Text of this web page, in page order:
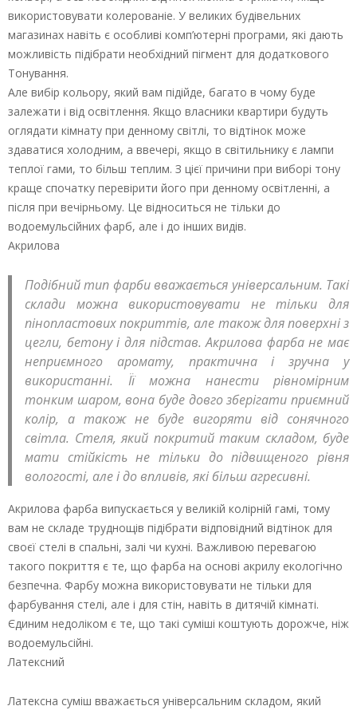
використовувати колерованіе. У великих будівельних
магазинах навіть є особливі комп’ютерні програми, які дають
можливість підібрати необхідний пігмент для додаткового
Тонування.
Але вибір кольору, який вам підійде, багато в чому буде
залежати і від освітлення. Якщо власники квартири будуть
оглядати кімнату при денному світлі, то відтінок може
здаватися холодним, а ввечері, якщо в світильнику є лампи
теплої гами, то більш теплим. З цієї причини при виборі тону
краще спочатку перевірити його при денному освітленні, а
після при вечірньому. Це відноситься не тільки до
водоемульсійних фарб, але і до інших видів.
Акрилова
Подібний тип фарби вважається універсальним. Такі
склади можна використовувати не тільки для
пінопластових покриттів, але також для поверхні з
цегли, бетону і для підстав. Акрилова фарба не має
неприємного аромату, практична і зручна у
використанні. Її можна нанести рівномірним
тонким шаром, вона буде довго зберігати приємний
колір, а також не буде вигоряти від сонячного
світла. Стеля, який покритий таким складом, буде
мати стійкість не тільки до підвищеного рівня
вологості, але і до впливів, які більш агресивні.
Акрилова фарба випускається у великій колірній гамі, тому
вам не складе труднощів підібрати відповідний відтінок для
своєї стелі в спальні, залі чи кухні. Важливою перевагою
такого покриття є те, що фарба на основі акрилу екологічно
безпечна. Фарбу можна використовувати не тільки для
фарбування стелі, але і для стін, навіть в дитячій кімнаті.
Єдиним недоліком є те, що такі суміші коштують дорожче, ніж
водоемульсійні.
Латексний
Латексна суміш вважається універсальним складом, який